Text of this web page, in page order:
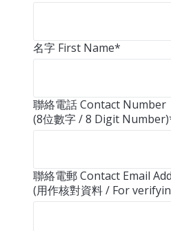
名字 First Name*
聯絡電話 Contact Number
(8位數字 / 8 Digit Number)
聯絡電郵 Contact Email
(用作核對資料 / For